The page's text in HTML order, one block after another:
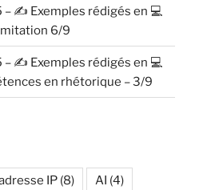
– ✍️ Exemples rédigés en 💻
6/9
– ✍️ Exemples rédigés en 💻
en rhétorique – 3/9
IP (8) AI (4)